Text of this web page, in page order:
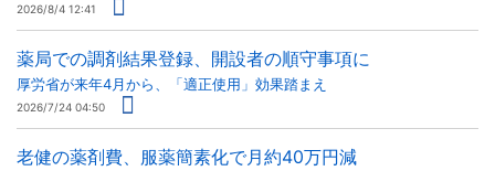
2026/8/4 12:41
薬局での調剤結果登録、開設者の順守事項に
厚労省が来年4月から、「適正使用」効果踏まえ
2026/7/24 04:50
老健の薬剤費、服薬簡素化で月約40万円減